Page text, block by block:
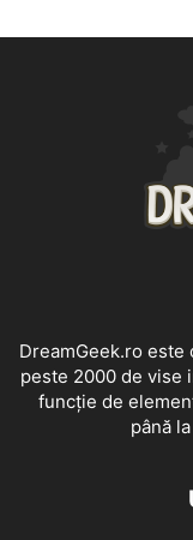
DreamGeek.ro
peste 2000 de vise
funcție de
până